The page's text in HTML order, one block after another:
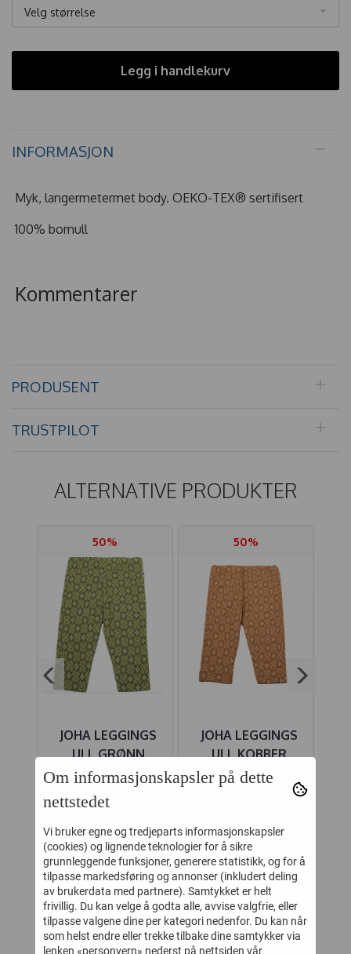
Velg størrelse
Legg i handlekurv
INFORMASJON
Myk, langermetermet body. OEKO-TEX® sertifisert
100% bomull
Kommentarer
PRODUSENT
TRUSTPILOT
ALTERNATIVE PRODUKTER
50%
JOHA LEGGINGS
ULL GRØNN
DIAMANT
139,-
50%
JOHA LEGGINGS
ULL KOBBER
DIAMANT
279,-
KUNDER SOM SÅ PÅ DETTE SÅ
OGSÅ PÅ
Om informasjonskapsler på dette
nettstedet
Vi bruker egne og tredjeparts informasjonskapsler
(cookies) og lignende teknologier for å sikre
grunnleggende funksjoner, generere statistikk, og for å
tilpasse markedsføring og annonser (inkludert deling
av brukerdata med partnere). Samtykket er helt
frivillig. Du kan velge å godta alle, avvise valgfrie, eller
tilpasse valgene dine per kategori nedenfor. Du kan når
som helst endre eller trekke tilbake dine samtykker via
lenken «personvern» nederst på nettsiden vår.